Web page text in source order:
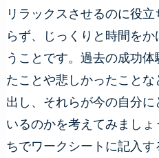
リラックスさせるのに役
らず、じっくりと時間を
うことです。過去の成功
たことや悲しかったこと
出し、それらが今の自分
いるのかを考えてみまし
ちでワークシートに記入